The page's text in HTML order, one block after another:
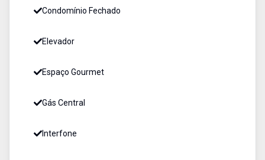
Condomínio Fechado
Elevador
Espaço Gourmet
Gás Central
Interfone